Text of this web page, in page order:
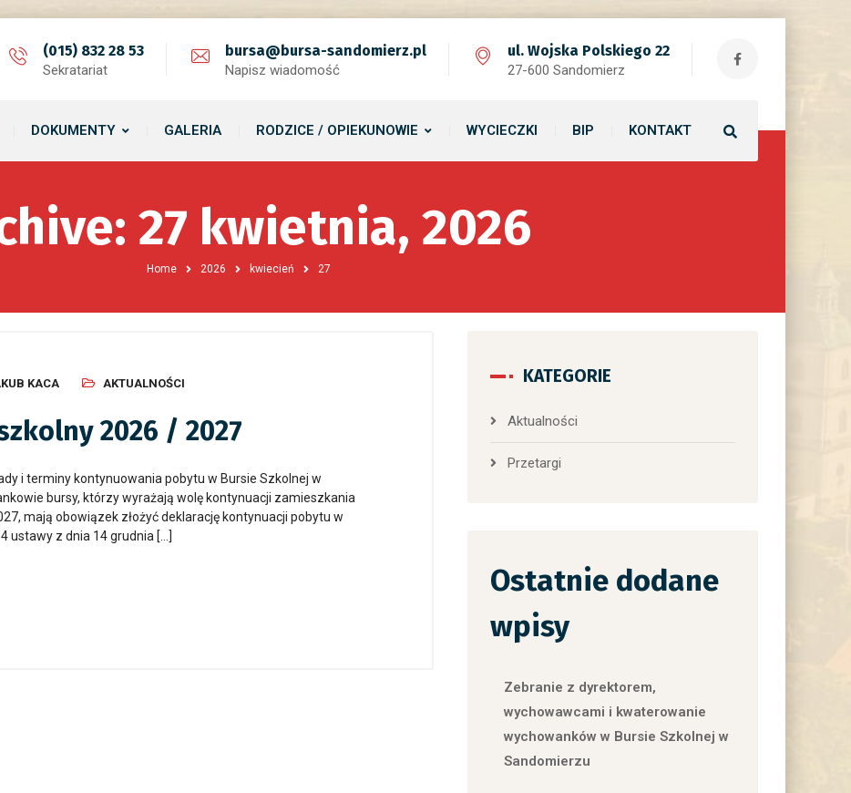
(015) 832 28 53
Sekratariat
bursa@bursa-sandomierz.pl
Napisz wiadomość
ul. Wojska Polskiego 22
27-600 Sandomierz
DOKUMENTY GALERIA RODZICE / OPIEKUNOWIE WYCIECZKI BIP KONTAKT
27 kwietnia, 2026
Home 2026 kwiecień 27
KACA AKTUALNOŚCI
2026 / 2027
i terminy kontynuowania pobytu w Bursie Szkolnej w
bursy, którzy wyrażają wolę kontynuacji zamieszkania
mają obowiązek złożyć deklarację kontynuacji pobytu w
ustawy z dnia 14 grudnia […]
KATEGORIE
Aktualności
Przetargi
Ostatnie dodane
wpisy
Zebranie z dyrektorem,
wychowawcami i kwaterowanie
wychowanków w Bursie Szkolnej w
Sandomierzu